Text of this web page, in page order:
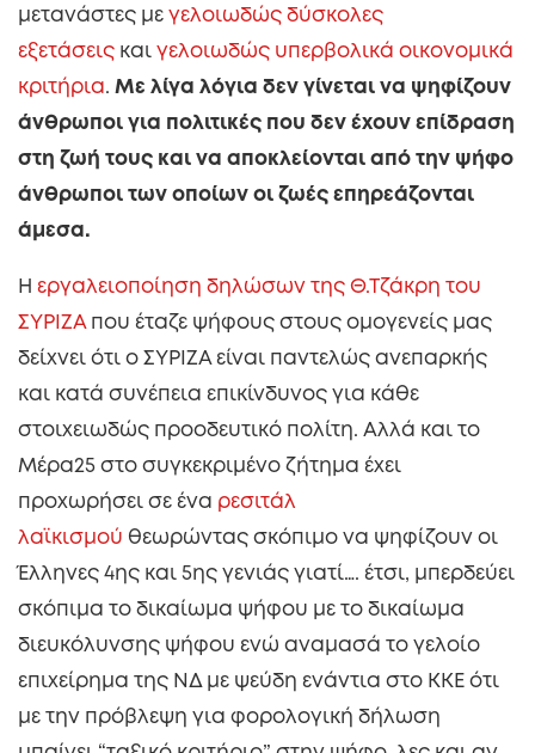
μετανάστες με γελοιωδώς δύσκολες
εξετάσεις και γελοιωδώς υπερβολικά οικονομικά
κριτήρια . Με λίγα λόγια δεν γίνεται να ψηφίζουν
άνθρωποι για πολιτικές που δεν έχουν επίδραση
στη ζωή τους και να αποκλείονται από την ψήφο
άνθρωποι των οποίων οι ζωές επηρεάζονται
άμεσα.
Η εργαλειοποίηση δηλώσων της Θ.Τζάκρη του
ΣΥΡΙΖΑπου έταζε ψήφους στους ομογενείς μας
δείχνει ότι ο ΣΥΡΙΖΑ είναι παντελώς ανεπαρκής
και κατά συνέπεια επικίνδυνος για κάθε
στοιχειωδώς προοδευτικό πολίτη. Αλλά και το
Μέρα25 στο συγκεκριμένο ζήτημα έχει
προχωρήσει σε ένα ρεσιτάλ
λαϊκισμού θεωρώντας σκόπιμο να ψηφίζουν οι
Έλληνες 4ης και 5ης γενιάς γιατί…. έτσι, μπερδεύει
σκόπιμα το δικαίωμα ψήφου με το δικαίωμα
διευκόλυνσης ψήφου ενώ αναμασά το γελοίο
επιχείρημα της ΝΔ με ψεύδη ενάντια στο ΚΚΕ ότι
με την πρόβλεψη για φορολογική δήλωση